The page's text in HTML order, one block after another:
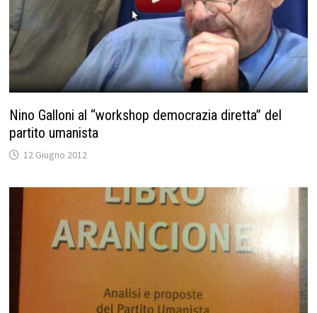
Nino Galloni al “workshop democrazia diretta” del
partito umanista
12 Giugno 2012